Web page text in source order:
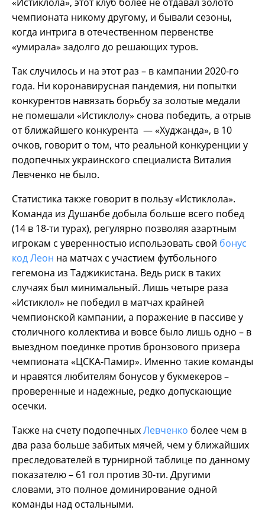
чемпионата никому другому, и бывали сезоны,
когда интрига в отечественном первенстве
«умирала» задолго до решающих туров.
Так случилось и на этот раз – в кампании 2020-го
года. Ни коронавирусная пандемия, ни попытки
конкурентов навязать борьбу за золотые медали
не помешали «Истиклолу» снова победить, а отрыв
от ближайшего конкурента — «Худжанда», в 10
очков, говорит о том, что реальной конкуренции у
подопечных украинского специалиста Виталия
Левченко не было.
Статистика также говорит в пользу «Истиклола».
Команда из Душанбе добыла больше всего побед
(14 в 18-ти турах), регулярно позволяя азартным
игрокам с уверенностью использовать свой бонус
код Леон на матчах с участием футбольного
гегемона из Таджикистана. Ведь риск в таких
случаях был минимальный. Лишь четыре раза
«Истиклол» не победил в матчах крайней
чемпионской кампании, а поражение в пассиве у
столичного коллектива и вовсе было лишь одно – в
выездном поединке против бронзового призера
чемпионата «ЦСКА-Памир». Именно такие команды
и нравятся любителям бонусов у букмекеров –
проверенные и надежные, редко допускающие
осечки.
Также на счету подопечныхЛевченко более чем в
два раза больше забитых мячей, чем у ближайших
преследователей в турнирной таблице по данному
показателю – 61 гол против 30-ти. Другими
словами, это полное доминирование одной
команды над остальными.